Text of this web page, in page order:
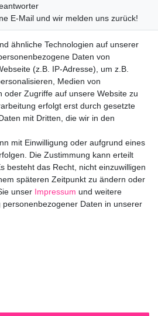
E-Mail und wir melden uns zurück!
13:00 Uhr.
info@bloomboxer.net
AGB
ähnliche Technologien auf unserer
Daten von
(z.B. IP-Adresse), um z.B.
Medien von
oder Zugriffe auf unsere Website zu
erfolgt erst durch gesetzte
mit Dritten, die wir in den
mit Einwilligung oder aufgrund eines
Die Zustimmung kann erteilt
besteht das Recht, nicht einzuwilligen
späteren Zeitpunkt zu ändern oder
unser Impressum und weitere
personenbezogener Daten in unserer